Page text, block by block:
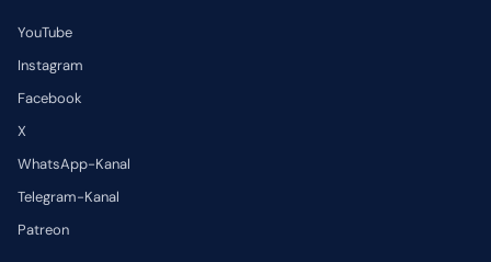
YouTube
Instagram
Facebook
X
WhatsApp-Kanal
Telegram-Kanal
Patreon